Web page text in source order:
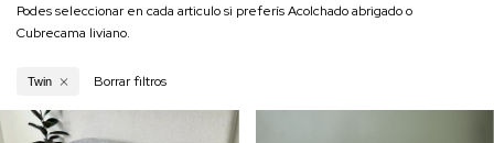
Podes seleccionar en cada articulo si preferís Acolchado abrigado o
Cubrecama liviano.
Twin Borrar filtros